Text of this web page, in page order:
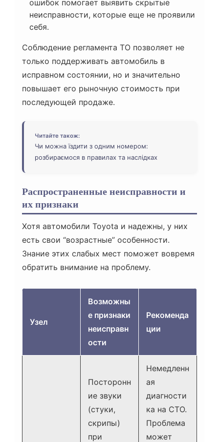
ошибок помогает выявить скрытые
неисправности, которые еще не проявили
себя.
Соблюдение регламента ТО позволяет не
только поддерживать автомобиль в
исправном состоянии, но и значительно
повышает его рыночную стоимость при
последующей продаже.
Читайте також:
Чи можна їздити з одним номером:
розбираємося в правилах та наслідках
Распространенные неисправности и
их признаки
Хотя автомобили Toyota и надежны, у них
есть свои “возрастные” особенности.
Знание этих слабых мест поможет вовремя
обратить внимание на проблему.
Узел
Возможны
е признаки
неисправн
ости
Рекоменда
ции
Посторонн
ие звуки
(стуки,
скрипы)
при
Немедленн
ая
диагности
ка на СТО.
Проблема
может